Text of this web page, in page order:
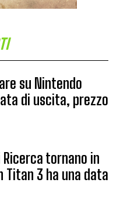
su Nintendo
di uscita, prezzo
Ricerca tornano in
Titan 3 ha una data